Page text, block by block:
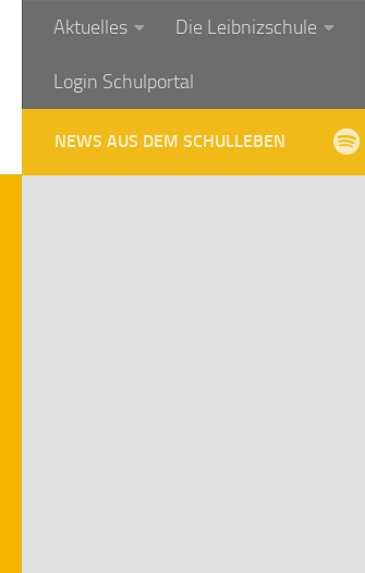
Zum Inhalt springen
Aktuelles Die Leibnizschule
Login Schulportal
NEWS AUS DEM SCHULLEBEN